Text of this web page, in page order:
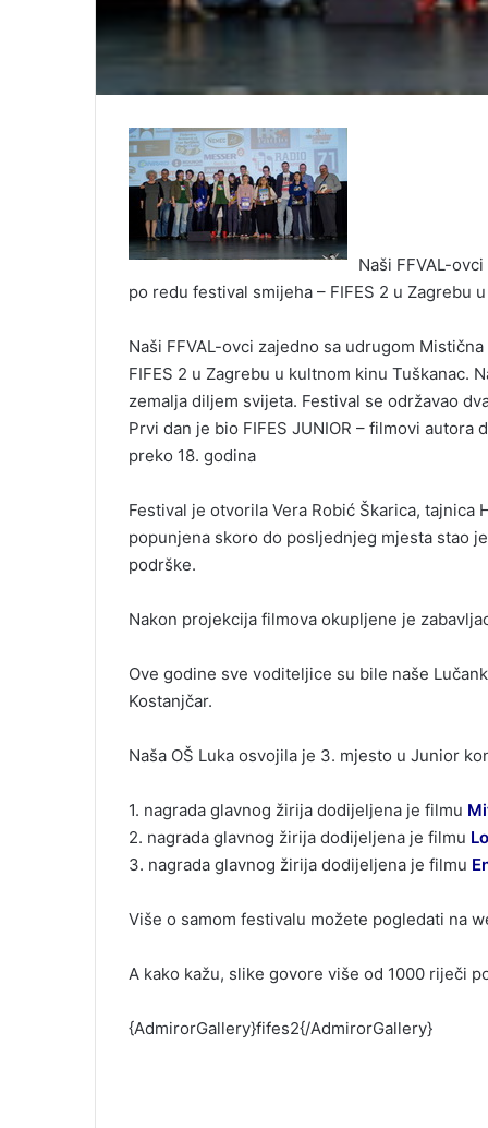
Naši FFVAL-
po redu festival smijeha – FIFES 2 u Zagrebu
Naši FFVAL-ovci zajedno sa udrugom
FIFES 2 u Zagrebu u kultnom kinu
zemalja diljem svijeta. Festival se održavao
Prvi dan je bio FIFES JUNIOR – filmovi autora
preko 18. godina
Festival je otvorila Vera Robić Škarica,
popunjena skoro do posljednjeg mjesta stao
podrške.
Nakon projekcija filmova okupljene je
Ove godine sve voditeljice su bile naše
Kostanjčar.
Naša OŠ Luka osvojila je 3. mjesto u Junior
1. nagrada glavnog žirija dodijeljena je filmu
2. nagrada glavnog žirija dodijeljena je filmu
3. nagrada glavnog žirija dodijeljena je filmu
Više o samom festivalu možete pogledati na
A kako kažu, slike govore više od 1000 riječi
{AdmirorGallery}fifes2{/AdmirorGallery}